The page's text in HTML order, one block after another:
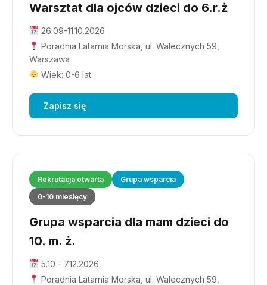
Warsztat dla ojców dzieci do 6.r.ż
26.09-11.10.2026
Poradnia Latarnia Morska, ul. Walecznych 59,
Warszawa
Wiek: 0-6 lat
Zapisz się
Rekrutacja otwarta
Grupa wsparcia
0-10 miesięcy
Grupa wsparcia dla mam dzieci do
10. m. ż.
5.10 - 7.12.2026
Poradnia Latarnia Morska, ul. Walecznych 59,